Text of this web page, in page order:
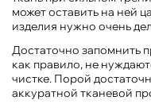
может оставить на ней
изделия нужно очень
Достаточно запомнить
как правило, не
чистке. Порой
аккуратной тканевой